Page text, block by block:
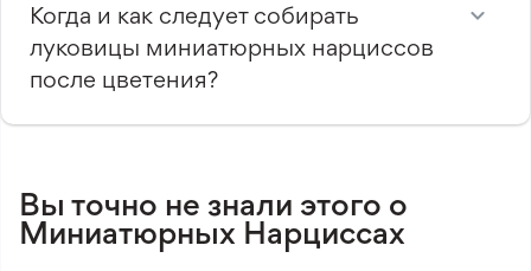
Когда и как следует собирать
луковицы миниатюрных нарциссов
после цветения?
Вы точно не знали этого о
Миниатюрных Нарциссах